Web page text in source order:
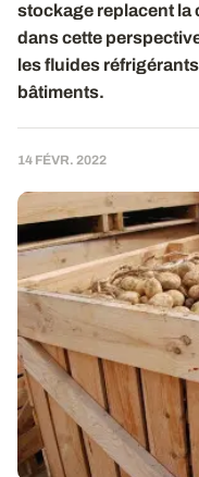
stockage replacent
dans cette
les fluides
bâtiments.
14 FÉVR. 2022